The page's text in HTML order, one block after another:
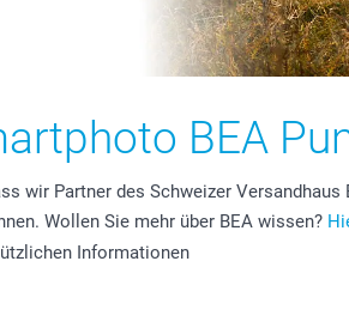
BEA
wir Partner des Schweizer
Wollen Sie mehr über BEA wissen?
Informationen